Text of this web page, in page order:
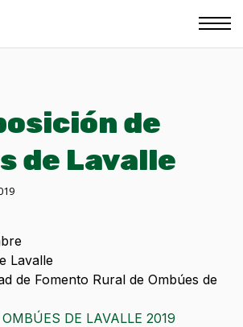
de
de Lavalle
Lavalle
de Fomento Rural de Ombúes de
DE LAVALLE 2019